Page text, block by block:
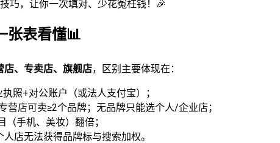
巧，让你一次填对、少花冤枉钱！🎉
张表看懂📊
店、专卖店、旗舰店，区别主要体现在：
照+对公账户（或法人支付宝）；
店可卖≥2个品牌；无品牌只能选个人/企业店；
手机、美妆）翻倍；
店无法获得品牌标与搜索加权。